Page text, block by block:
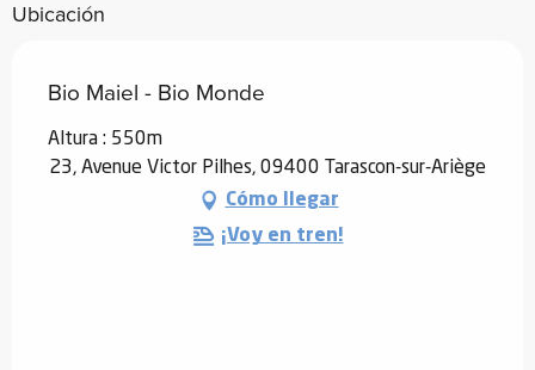
Ubicación
Bio Maiel - Bio Monde
Altura : 550m
23, Avenue Victor Pilhes, 09400 Tarascon-sur-Ariège
Cómo llegar
¡Voy en tren!